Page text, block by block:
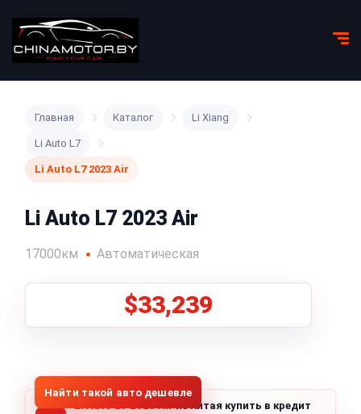
Главная Каталог Li Xiang
Li Auto L7
Li Auto L7 2023 Air
Li Auto L7 2023 Air
17000км Автоматическая
$33,239
Найти такой авто дешевле
Li Auto L7 2023 Airиз Китая купить в кредит